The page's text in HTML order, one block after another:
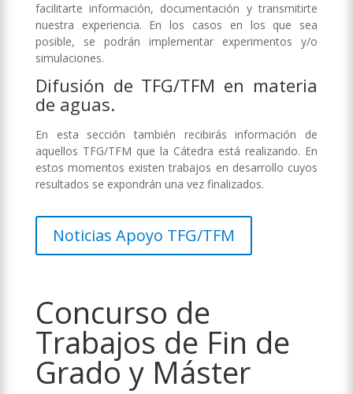
facilitarte información, documentación y transmitirte
nuestra experiencia. En los casos en los que sea
posible, se podrán implementar experimentos y/o
simulaciones.
Difusión de TFG/TFM en materia
de aguas.
En esta sección también recibirás información de
aquellos TFG/TFM que la Cátedra está realizando. En
estos momentos existen trabajos en desarrollo cuyos
resultados se expondrán una vez finalizados.
Noticias Apoyo TFG/TFM
Concurso de
Trabajos de Fin de
Grado y Máster